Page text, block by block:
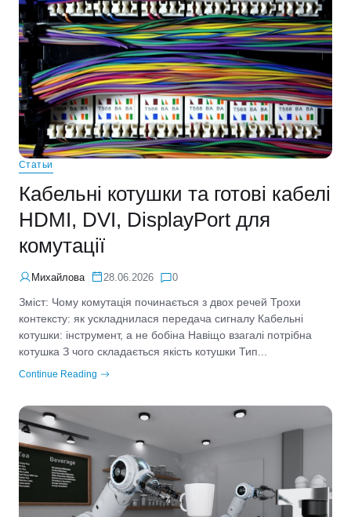
Статьи
Кабельні котушки та готові кабелі
HDMI, DVI, DisplayPort для
комутації
Михайлова 28.06.2026 0
Зміст: Чому комутація починається з двох речей Трохи
контексту: як ускладнилася передача сигналу Кабельні
котушки: інструмент, а не бобіна Навіщо взагалі потрібна
котушка З чого складається якість котушки Тип...
Continue Reading